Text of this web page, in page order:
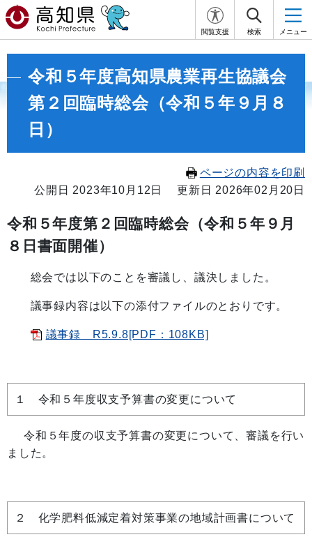
閲覧支援 検索 メニュー
令和５年度高知県農業再生協議会
第２回臨時総会（令和５年９月８
日）
ページの内容を印刷
公開日 2023年10月12日
更新日 2026年02月20日
令和５年度第２回臨時総会（令和５年９月
８日書面開催）
総会では以下のことを審議し、議決しました。
議事録内容は以下の添付ファイルのとおりです。
議事録 R5.9.8[PDF：108KB]
１ 令和５年度収支予算書の変更について
令和５年度の収支予算書の変更について、審議を行い
ました。
２ 化学肥料低減定着対策事業の地域計画書について